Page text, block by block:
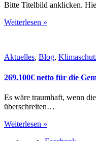
Bitte Titelbild anklicken.
Weiterlesen »
Aktuelles, Blog,
269.100€ netto für die
Es wäre traumhaft, wenn
überschreiten…
Weiterlesen »